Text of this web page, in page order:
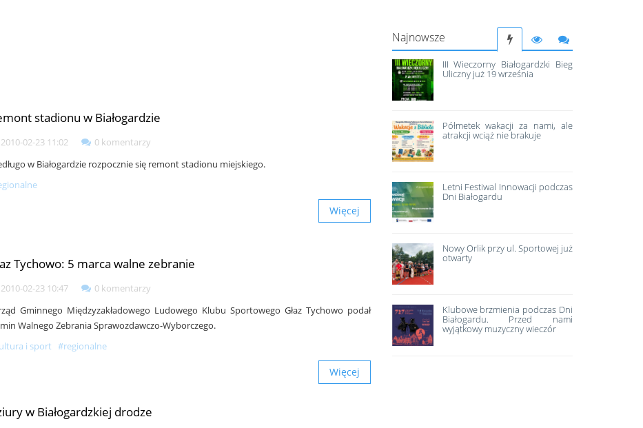
Najnowsze
III Wieczorny Białogardzki Bieg
Uliczny już 19 września
Półmetek wakacji za nami, ale
atrakcji wciąż nie brakuje
Letni Festiwal Innowacji podczas
Dni Białogardu
Nowy Orlik przy ul. Sportowej już
otwarty
Klubowe brzmienia podczas Dni
Białogardu. Przed nami
wyjątkowy muzyczny wieczór
stadionu w Białogardzie
2010-02-23 11:02
0 komentarzy
w Białogardzie rozpocznie się remont stadionu miejskiego.
Więcej
Tychowo: 5 marca walne zebranie
2010-02-23 10:47
0 komentarzy
Gminnego Międzyzakładowego Ludowego Klubu Sportowego Głaz Tychowo podał
Walnego Zebrania Sprawozdawczo-Wyborczego.
i sport #regionalne
Więcej
w Białogardzkiej drodze